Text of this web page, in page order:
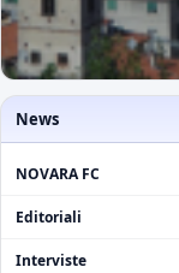
News
NOVARA FC
Editoriali
Interviste